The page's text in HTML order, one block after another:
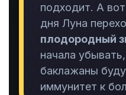
подходит. А
дня Луна
плодородный
начала
баклажаны
иммунитет к